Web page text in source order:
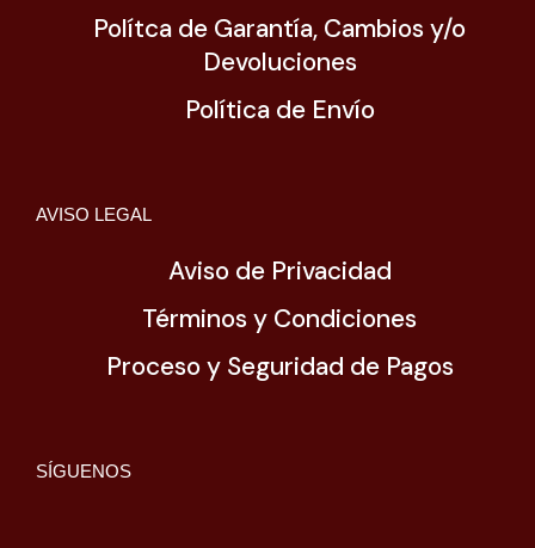
Polítca de Garantía, Cambios y/o
Devoluciones
Política de Envío
AVISO LEGAL
Aviso de Privacidad
Términos y Condiciones
Proceso y Seguridad de Pagos
SÍGUENOS